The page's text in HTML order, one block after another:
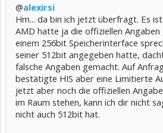
@alexirsi
Hm... da bin ich jetzt überfragt. Es
AMD hatte ja die offiziellen
einem 256bit Speicherinterface
seiner 512bit angegeben hatte,
falsche Angaben gemacht. Auf
bestätigte HIS aber eine Limitierte
jetzt aber noch die offiziellen
im Raum stehen, kann ich dir nicht
nicht auch 512bit hat.